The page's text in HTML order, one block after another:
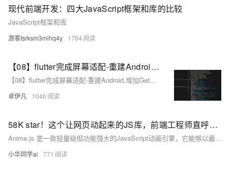
现代前端开发：四大JavaScript框架和库的比较
JavaScript框架和库
游客tsrksm3mlhq4y 1764
【08】flutter完成屏幕适配-重建Android,增加GetX路由,屏幕适配,基础导航栏-多版本SDK以及gradle造成的关于fvm的使用（flutter version manage）-卓伊凡换人优雅草Alex-开发完整的社交APP-前端客户端开发+数据联调|以优雅草商业项目为例做开发-flutter开发-全流程-商业应用级实战开发-优雅草Alex
【08】flutter完成屏幕适配-重建Android,增加GetX路由,屏幕适配,基础导航栏-多版本SDK以及gradle造成的关于fvm的使用（flutter version manage）-卓伊凡换人优雅草Alex-开发完整的社交APP-前端客户端开发+数据联调|以优雅草商业项目为例做开发-flutter开发-全流程-商业应用级实战开发-优雅草Alex
卓伊凡 1046
58K star！这个让网页动起来的JS库，前端工程师直呼真香！
Anime.js 是一款轻量级但功能强大的JavaScript动画引擎，它能够以最简单的方式为网页元素添加令人惊艳的动效。这个项目在GitHub上已经获得58,000+星标，被广泛应用于电商页面、数据可视化、游戏开发等场景。
小华同学ai 771